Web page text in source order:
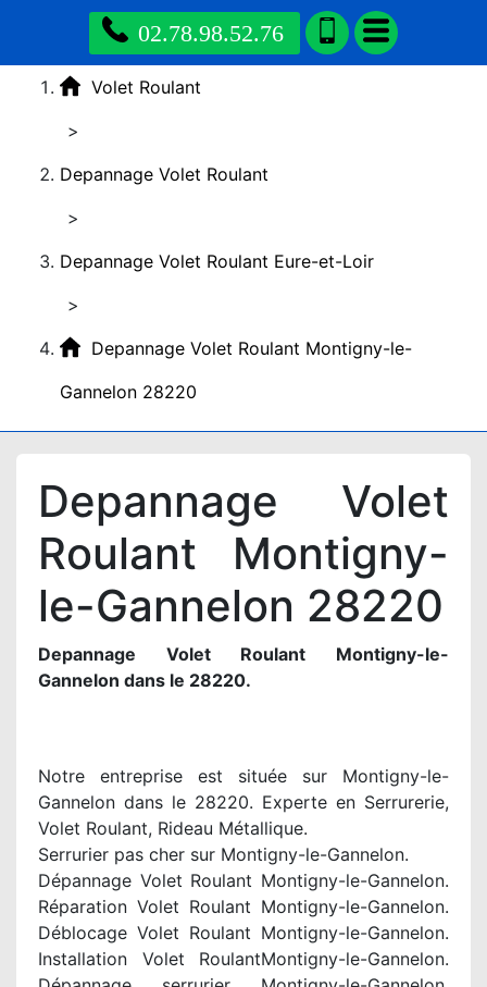
02.78.98.52.76
Volet Roulant
>
Depannage Volet Roulant
>
Depannage Volet Roulant Eure-et-Loir
>
Depannage Volet Roulant Montigny-le-
Gannelon 28220
Depannage Volet
Roulant Montigny-
le-Gannelon 28220
Depannage Volet Roulant Montigny-le-
Gannelon dans le 28220.
Notre entreprise est située sur Montigny-le-
Gannelon dans le 28220. Experte en Serrurerie,
Volet Roulant, Rideau Métallique.
Serrurier pas cher sur Montigny-le-Gannelon.
Dépannage Volet Roulant Montigny-le-Gannelon.
Réparation Volet Roulant Montigny-le-Gannelon.
Déblocage Volet Roulant Montigny-le-Gannelon.
Installation Volet RoulantMontigny-le-Gannelon.